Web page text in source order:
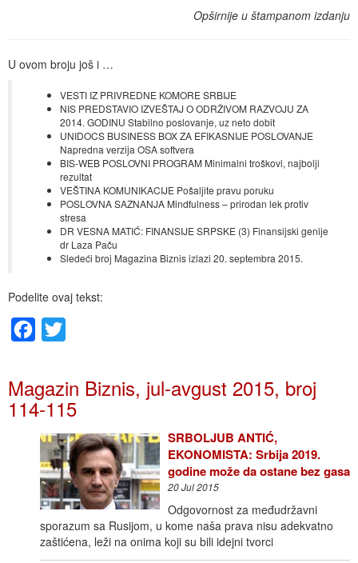
Opširnije u štampanom izdanju
U ovom broju još i …
VESTI IZ PRIVREDNE KOMORE SRBIJE
NIS PREDSTAVIO IZVEŠTAJ O ODRŽIVOM RAZVOJU ZA
2014. GODINU Stabilno poslovanje, uz neto dobit
UNIDOCS BUSINESS BOX ZA EFIKASNIJE POSLOVANJE
Napredna verzija OSA softvera
BIS-WEB POSLOVNI PROGRAM Minimalni troškovi, najbolji
rezultat
VEŠTINA KOMUNIKACIJE Pošaljite pravu poruku
POSLOVNA SAZNANJA Mindfulness – prirodan lek protiv
stresa
DR VESNA MATIĆ: FINANSIJE SRPSKE (3) Finansijski genije
dr Laza Paču
Sledeći broj Magazina Biznis izlazi 20. septembra 2015.
Podelite ovaj tekst:
Facebook
Magazin Biznis, jul-avgust 2015, broj
114-115
SRBOLJUB ANTIĆ,
EKONOMISTA: Srbija 2019.
godine može da ostane bez gasa
20 Jul 2015
Odgovornost za međudržavni
sporazum sa Rusijom, u kome naša prava nisu adekvatno
zaštićena, leži na onima koji su bili idejni tvorci